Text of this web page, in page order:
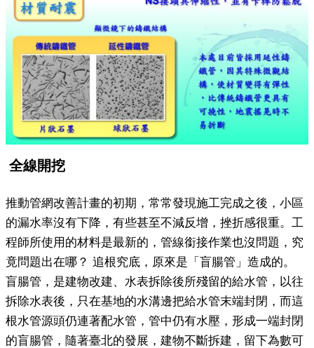
全線開挖
推動管網改善計畫的初期，常常發現施工完成之後，小區
的漏水率沒有下降，有些甚至不減反增，挫折感很重。工
程師所使用的材料是最新的，管線銜接作業也沒問題，究
竟問題出在哪？ 追根究底，原來是「盲腸管」造成的。
盲腸管，是建物改建、水表拆除後所殘留的給水管，以往
拆除水表後，只在基地的水溝邊把給水管末端封閉，而這
根水管源頭仍連著配水管，管中仍有水壓，形成一端封閉
的盲腸管，隨著臺北的發展，建物不斷拆建，留下為數可